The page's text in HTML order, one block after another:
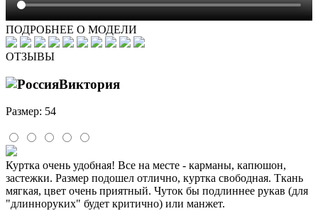
ПОДРОБНЕЕ О МОДЕЛИ
ОТЗЫВЫ
Виктория
Размер: 54
Куртка очень удобная! Все на месте - карманы, капюшон,
застежки. Размер подошел отлично, куртка свободная. Ткань
мягкая, цвет очень приятный. Чуток бы подлиннее рукав (для
"длинноруких" будет критично) или манжет.